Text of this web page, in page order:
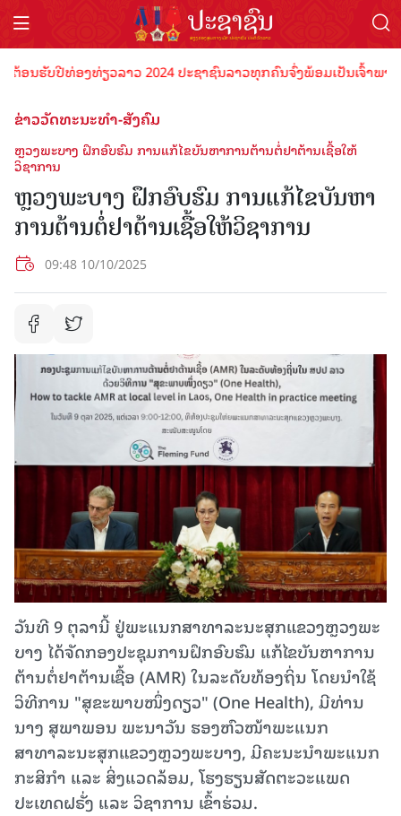
ຮັບປີທ່ອງທ່ຽວລາວ 2024 ປະຊາຊົນລາວທຸກຄົນຈົ່ງພ້ອມເປັນເຈົ້າພາບທີ່
ຂ່າວວັດທະນະທຳ-ສັງຄົມ
ຫຼວງພະບາງ ຝຶກອົບຮົມ ການແກ້ໄຂບັນຫາການຕ້ານຕໍ່ຢາຕ້ານເຊື້ອໃຫ້
ວິຊາການ
ຫຼວງພະບາງ ຝຶກອົບຮົມ ການແກ້ໄຂບັນຫາ
ການຕ້ານຕໍ່ຢາຕ້ານເຊື້ອໃຫ້ວິຊາການ
09:48 10/10/2025
ວັນທີ 9 ຕຸລານີ້ ຢູ່ພະແນກສາທາລະນະສຸກແຂວງຫຼວງພະ
ບາງ ໄດ້ຈັດກອງປະຊຸມການຝຶກອົບຮົມ ແກ້ໄຂບັນຫາການ
ຕ້ານຕໍ່ຢາຕ້ານເຊື້ອ (AMR) ໃນລະດັບທ້ອງຖິ່ນ ໂດຍນຳໃຊ້
ວິທີການ "ສຸຂະພາບໜຶ່ງດຽວ" (One Health), ມີທ່ານ
ນາງ ສຸພາພອນ ພະນາວັນ ຮອງຫົວໜ້າພະແນກ
ສາທາລະນະສຸກແຂວງຫຼວງພະບາງ, ມີຄະນະນຳພະແນກ
ກະສິກຳ ແລະ ສິ່ງແວດລ້ອມ, ໂຮງຮຽນສັດຕະວະແພດ
ປະເທດຝຣັ່ງ ແລະ ວິຊາການ ເຂົ້າຮ່ວມ.